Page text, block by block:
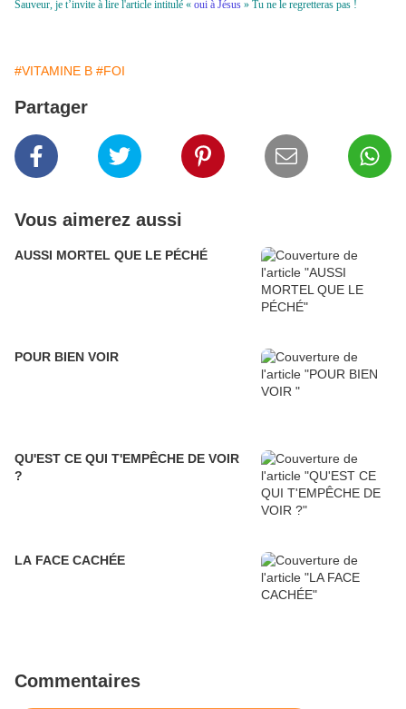
Sauveur, je t’invite à lire l'article intitulé « oui à Jésus » Tu ne le regretteras pas !
#VITAMINE B #FOI
Partager
Vous aimerez aussi
AUSSI MORTEL QUE LE PÉCHÉ
POUR BIEN VOIR
QU'EST CE QUI T'EMPÊCHE DE VOIR
?
LA FACE CACHÉE
Commentaires